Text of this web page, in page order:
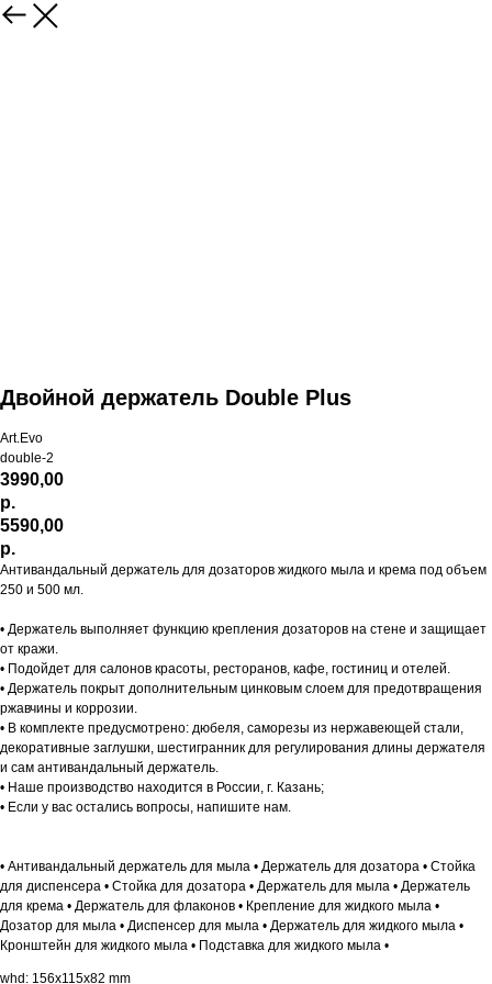
Двойной держатель Double Plus
Art.Evo
double-2
3990,00
р.
5590,00
р.
Антивандальный держатель для дозаторов жидкого мыла и крема под объем
250 и 500 мл.
• Держатель выполняет функцию крепления дозаторов на стене и защищает
от кражи.
• Подойдет для салонов красоты, ресторанов, кафе, гостиниц и отелей.
• Держатель покрыт дополнительным цинковым слоем для предотвращения
ржавчины и коррозии.
• В комплекте предусмотрено: дюбеля, саморезы из нержавеющей стали,
декоративные заглушки, шестигранник для регулирования длины держателя
и сам антивандальный держатель.
• Наше производство находится в России, г. Казань;
• Если у вас остались вопросы, напишите нам.
• Антивандальный держатель для мыла • Держатель для дозатора • Стойка
для диспенсера • Стойка для дозатора • Держатель для мыла • Держатель
для крема • Держатель для флаконов • Крепление для жидкого мыла •
Дозатор для мыла • Диспенсер для мыла • Держатель для жидкого мыла •
Кронштейн для жидкого мыла • Подставка для жидкого мыла •
whd: 156x115x82 mm